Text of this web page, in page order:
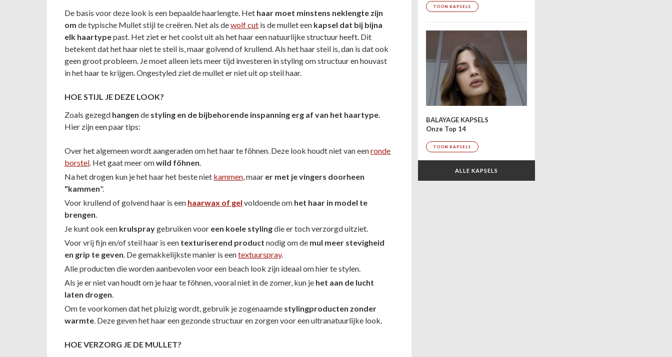
De basis voor deze look is een bepaalde haarlengte. Het haar moet minstens neklengte zijn
om de typische Mullet stijl te creëren. Net als dewolf cut is de mullet een kapsel dat bij bijna
elk haartypepast. Het ziet er het coolst uit als het haar een natuurlijke structuur heeft. Dit
betekent dat het haar niet te steil is, maar golvend of krullend. Als het haar steil is, dan is dat ook
geen groot probleem. Je moet alleen iets meer tijd investeren in styling om structuur en houvast
in het haar te krijgen. Ongestyled ziet de mullet er niet uit op steil haar.
HOE STIJL JE DEZE LOOK?
Zoals gezegd hangen de styling en de bijbehorende inspanning erg af van het haartype.
Hier zijn een paar tips:
Over het algemeen wordt aangeraden om het haar te föhnen. Deze look houdt niet van eenronde
borstel. Het gaat meer omwild föhnen.
Na het drogen kun je het haar het beste niet kammen, maar er met je vingers doorheen
"kammen".
Voor krullend of golvend haar is een haarwax of gel voldoende om het haar in model te
brengen.
Je kunt ook een krulspraygebruiken voor een koele stylingdie er toch verzorgd uitziet.
Voor vrij fijn en/of steil haar is een texturiserend product nodig om de mul meer stevigheid
en grip te geven. De gemakkelijkste manier is eentextuurspray.
Alle producten die worden aanbevolen voor een beach look zijn ideaal om hier te stylen.
Als je er niet van houdt om je haar te föhnen, vooral niet in de zomer, kun je het aan de lucht
laten drogen.
Om te voorkomen dat het pluizig wordt, gebruik je zogenaamde stylingproducten zonder
warmte. Deze geven het haar een gezonde structuur en zorgen voor een ultranatuurlijke look.
HOE VERZORG JE DE MULLET?
TOON KAPSELS
BALAYAGE KAPSELS
Onze Top 14
TOON KAPSELS
ALLE KAPSELS